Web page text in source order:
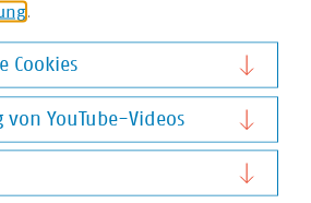
.
Cookies
von YouTube-Videos
YouTube-Videos